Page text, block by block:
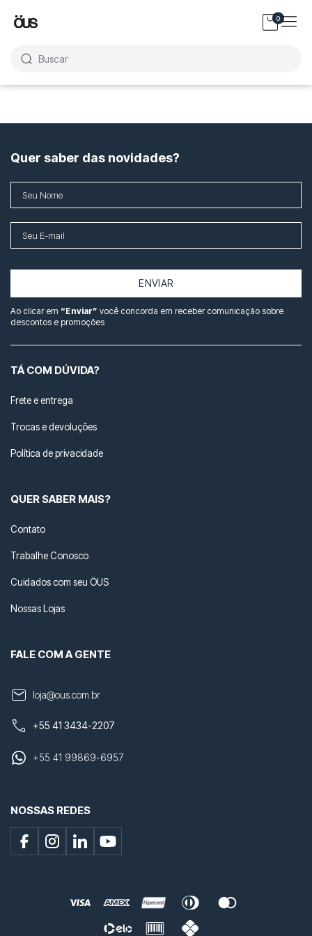
0
Quer saber das novidades?
ENVIAR
Ao clicar em “Enviar” você concorda em receber comunicação sobre
descontos e promoções
TÁ COM DÚVIDA?
Frete e entrega
Trocas e devoluções
Política de privacidade
QUER SABER MAIS?
Contato
Trabalhe Conosco
Cuidados com seu ÖUS
Nossas Lojas
FALE COM A GENTE
loja@ous.com.br
+55 41 3434-2207
+55 41 99869-6957
NOSSAS REDES